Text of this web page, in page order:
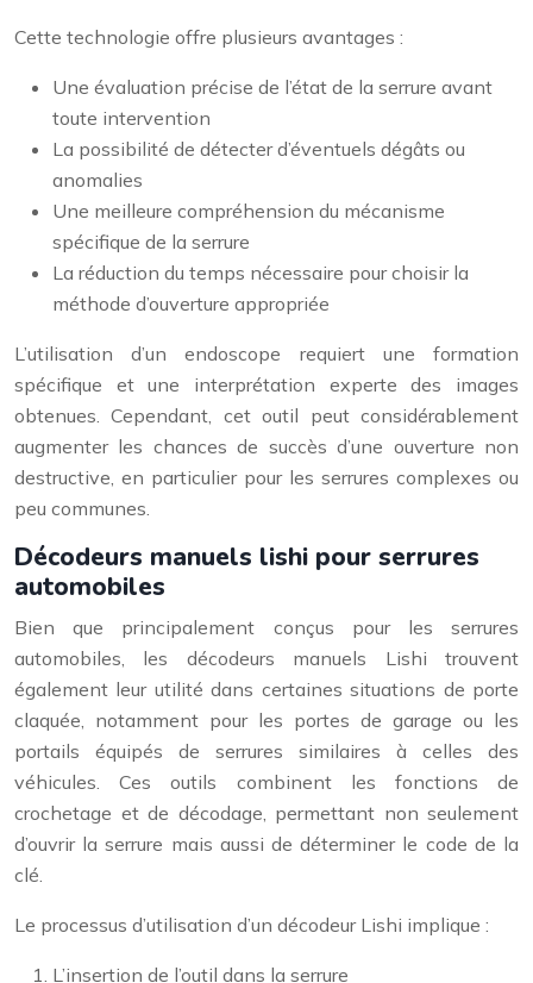
Cette technologie offre plusieurs avantages :
Une évaluation précise de l’état de la serrure avant
toute intervention
La possibilité de détecter d’éventuels dégâts ou
anomalies
Une meilleure compréhension du mécanisme
spécifique de la serrure
La réduction du temps nécessaire pour choisir la
méthode d’ouverture appropriée
L’utilisation d’un endoscope requiert une formation
spécifique et une interprétation experte des images
obtenues. Cependant, cet outil peut considérablement
augmenter les chances de succès d’une ouverture non
destructive, en particulier pour les serrures complexes ou
peu communes.
Décodeurs manuels lishi pour serrures
automobiles
Bien que principalement conçus pour les serrures
automobiles, les décodeurs manuels Lishi trouvent
également leur utilité dans certaines situations de porte
claquée, notamment pour les portes de garage ou les
portails équipés de serrures similaires à celles des
véhicules. Ces outils combinent les fonctions de
crochetage et de décodage, permettant non seulement
d’ouvrir la serrure mais aussi de déterminer le code de la
clé.
Le processus d’utilisation d’un décodeur Lishi implique :
L’insertion de l’outil dans la serrure